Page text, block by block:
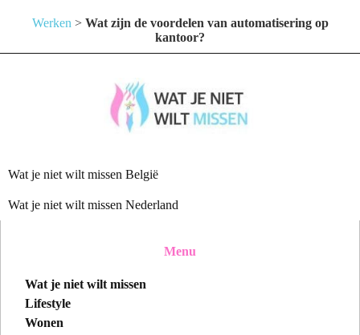
Werken > Wat zijn de voordelen van automatisering op
kantoor?
Wat je niet wilt missen België
Wat je niet wilt missen Nederland
Menu
Wat je niet wilt missen
Lifestyle
Wonen